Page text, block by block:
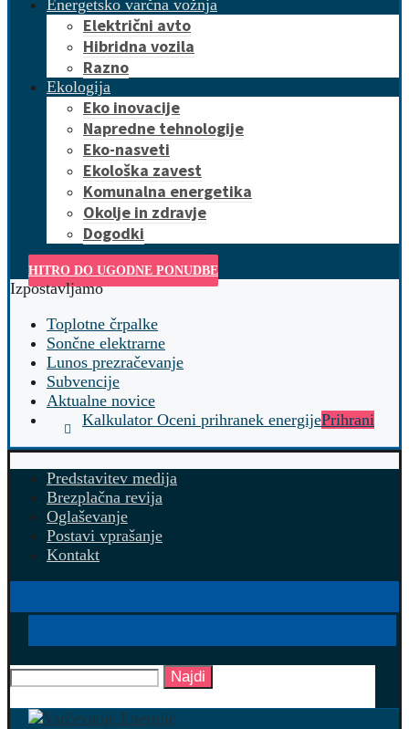
Energetsko varčna vožnja
Električni avto
Hibridna vozila
Razno
Ekologija
Eko inovacije
Napredne tehnologije
Eko-nasveti
Ekološka zavest
Komunalna energetika
Okolje in zdravje
Dogodki
HITRO DO UGODNE PONUDBE
Izpostavljamo
Toplotne črpalke
Sončne elektrarne
Lunos prezračevanje
Subvencije
Aktualne novice
Kalkulator Oceni prihranek energijePrihrani
Predstavitev medija
Brezplačna revija
Oglaševanje
Postavi vprašanje
Kontakt
Najdi